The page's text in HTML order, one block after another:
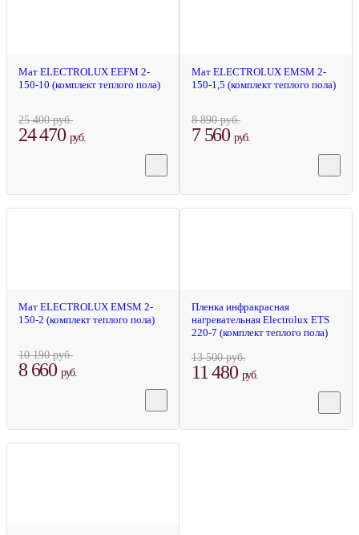
Мат ELECTROLUX EEFM 2-
150-10 (комплект теплого пола)
25 400 руб.
24 470 руб.
Мат ELECTROLUX EMSM 2-
150-1,5 (комплект теплого пола)
8 890 руб.
7 560 руб.
Мат ELECTROLUX EMSM 2-
150-2 (комплект теплого пола)
10 190 руб.
8 660 руб.
Пленка инфракрасная
нагревательная Electrolux ETS
220-7 (комплект теплого пола)
13 500 руб.
11 480 руб.